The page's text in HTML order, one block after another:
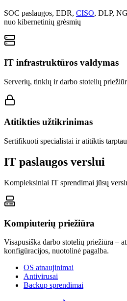
SOC paslaugos, EDR, CISO, DLP,
nuo kibernetinių grėsmių
IT infrastruktūros valdymas
Serverių, tinklų ir darbo stotelių
Atitikties užtikrinimas
Sertifikuoti specialistai ir atitiktis
IT paslaugos verslui
Kompleksiniai IT sprendimai jūsų
Kompiuterių priežiūra
Visapusiška darbo stotelių priežiūra –
konfigūracijos, nuotolinė pagalba.
OS atnaujinimai
Antivirusai
Backup sprendimai